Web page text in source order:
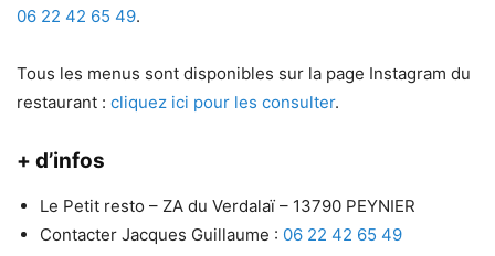
06 22 42 65 49.
Tous les menus sont disponibles sur la page Instagram du
restaurant : cliquez ici pour les consulter.
+ d’infos
Le Petit resto – ZA du Verdalaï – 13790 PEYNIER
Contacter Jacques Guillaume : 06 22 42 65 49